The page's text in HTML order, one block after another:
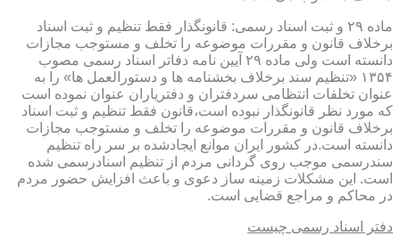
ماده ۲۹ و ثبت اسناد رسمی: قانونگذار فقط تنظیم و ثبت اسناد
برخلاف قانون و مقررات موضوعه را تخلف و مستوجب مجازات
دانسته است ولی ماده ۲۹ آیین نامه دفاتر اسناد رسمی مصوب
۱۳۵۴ «تنظیم سند برخلاف بخشنامه ها و دستورالعمل ها» را به
عنوان تخلفات انتظامی سردفتران و دفتریاران عنوان نموده است
که مورد نظر قانونگذار نبوده است،قانون فقط تنظیم و ثبت اسناد
برخلاف قانون و مقررات موضوعه را تخلف و مستوجب مجازات
دانسته است.در کشور ایران موانع ایجادشده بر سر راه تنظیم
سندرسمی موجب روی گردانی مردم از تنظیم اسنادرسمی شده
است. این مشکلات زمینه ساز دعوی و باعث افزایش حضور مردم
در محاکم و مراجع قضایی است.
دفتر اسناد رسمی چیست